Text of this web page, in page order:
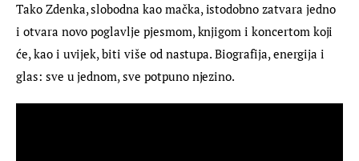
Tako Zdenka, slobodna kao mačka, istodobno zatvara jedno
i otvara novo poglavlje pjesmom, knjigom i koncertom koji
će, kao i uvijek, biti više od nastupa. Biografija, energija i
glas: sve u jednom, sve potpuno njezino.